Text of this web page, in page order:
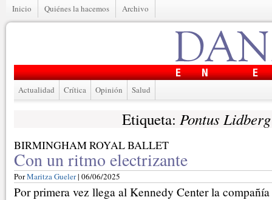
Inicio Quiénes la hacemos Archivo
Actualidad Crítica Opinión Salud
Etiqueta: Pontus Lidberg
BIRMINGHAM ROYAL BALLET
Con un ritmo electrizante
PorMaritza Gueler| 06/06/2025
Por primera vez llega al Kennedy Center la